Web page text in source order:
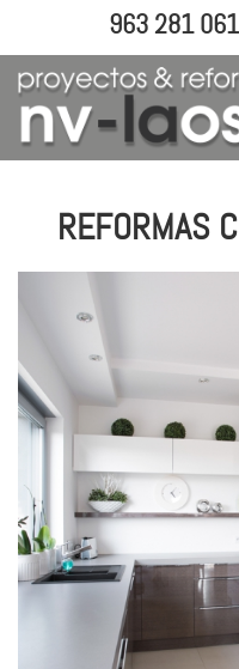
963 281
REFORMAS